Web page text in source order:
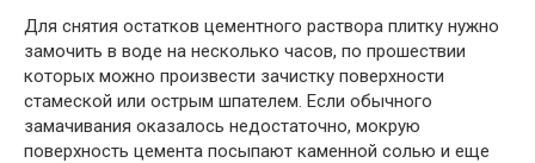
Для снятия остатков цементного раствора плитку нужно
замочить в воде на несколько часов, по прошествии
которых можно произвести зачистку поверхности
стамеской или острым шпателем. Если обычного
замачивания оказалось недостаточно, мокрую
поверхность цемента посыпают каменной солью и еще